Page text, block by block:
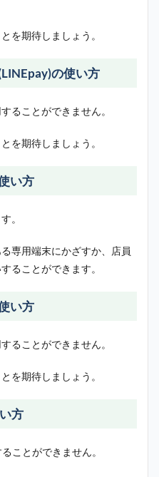
を期待しましょう。
の使い方
ることができません。
を期待しましょう。
い方
。
専用端末にかざすか、店員
ることができます。
い方
ることができません。
を期待しましょう。
方
ことができません。